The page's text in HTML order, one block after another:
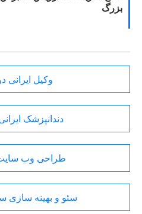
بزرگ
وکیل ایرانی
دندانپزشک
طراحی وب سایت
سئو و بهینه سازی